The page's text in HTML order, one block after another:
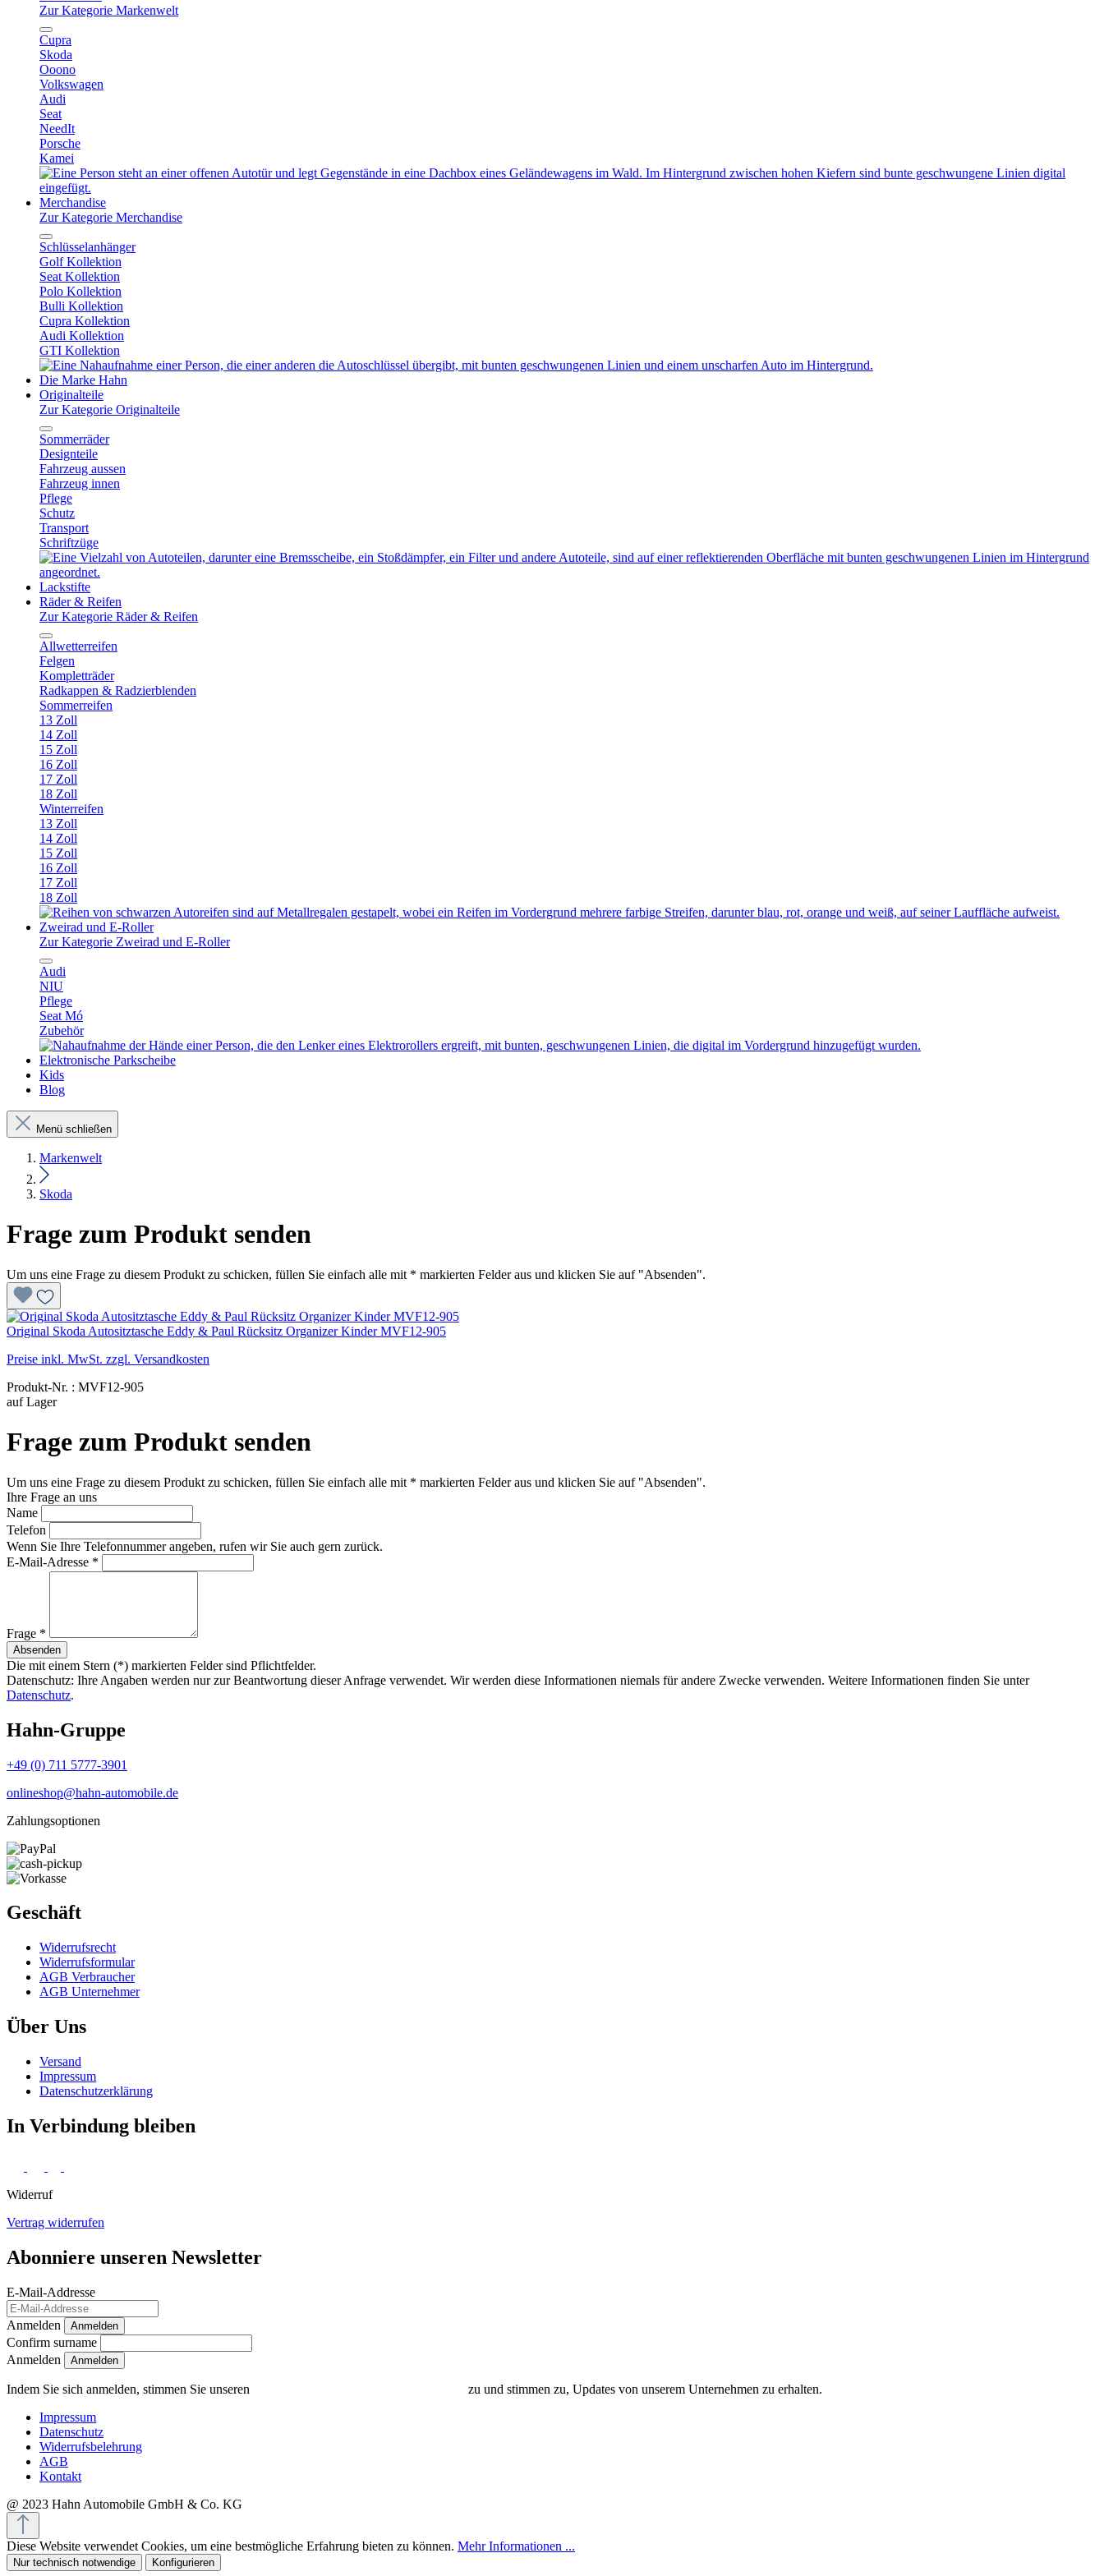
Zur Kategorie Markenwelt
Cupra
Skoda
Ooono
Volkswagen
Audi
Seat
NeedIt
Porsche
Kamei
Merchandise
Zur Kategorie Merchandise
Schlüsselanhänger
Golf Kollektion
Seat Kollektion
Polo Kollektion
Bulli Kollektion
Cupra Kollektion
Audi Kollektion
GTI Kollektion
Die Marke Hahn
Originalteile
Zur Kategorie Originalteile
Sommerräder
Designteile
Fahrzeug aussen
Fahrzeug innen
Pflege
Schutz
Transport
Schriftzüge
Lackstifte
Räder & Reifen
Zur Kategorie Räder & Reifen
Allwetterreifen
Felgen
Kompletträder
Radkappen & Radzierblenden
Sommerreifen
13 Zoll
14 Zoll
15 Zoll
16 Zoll
17 Zoll
18 Zoll
Winterreifen
13 Zoll
14 Zoll
15 Zoll
16 Zoll
17 Zoll
18 Zoll
Zweirad und E-Roller
Zur Kategorie Zweirad und E-Roller
Audi
NIU
Pflege
Seat Mó
Zubehör
Elektronische Parkscheibe
Kids
Blog
Menü schließen
Markenwelt
Skoda
Frage zum Produkt senden
Um uns eine Frage zu diesem Produkt zu schicken, füllen Sie einfach alle mit * markierten Felder aus und klicken Sie auf "Absenden".
Original Skoda Autositztasche Eddy & Paul Rücksitz Organizer Kinder MVF12-905
Preise inkl. MwSt. zzgl. Versandkosten
Produkt-Nr. : MVF12-905
auf Lager
Frage zum Produkt senden
Um uns eine Frage zu diesem Produkt zu schicken, füllen Sie einfach alle mit * markierten Felder aus und klicken Sie auf "Absenden".
Ihre Frage an uns
Name
Telefon
Wenn Sie Ihre Telefonnummer angeben, rufen wir Sie auch gern zurück.
E-Mail-Adresse *
Frage *
Absenden
Die mit einem Stern (*) markierten Felder sind Pflichtfelder.
Datenschutz: Ihre Angaben werden nur zur Beantwortung dieser Anfrage verwendet. Wir werden diese Informationen niemals für andere Zwecke verwenden. Weitere Informationen finden Sie unter
Datenschutz.
Hahn-Gruppe
+49 (0) 711 5777-3901
onlineshop@hahn-automobile.de
Zahlungsoptionen
Geschäft
Widerrufs­recht
Widerrufs­formular
AGB Verbraucher
AGB Unternehmer
Über Uns
Versand
Impressum
Daten­schutz­erklärung
In Verbindung bleiben
Widerruf
Vertrag widerrufen
Abonniere unseren Newsletter
E-Mail-Addresse
Anmelden Anmelden
Confirm surname
Anmelden
Indem Sie sich anmelden, stimmen Sie unseren
zu und stimmen zu, Updates von unserem Unternehmen zu erhalten.
Impressum
Datenschutz
Widerrufsbelehrung
AGB
Kontakt
@ 2023 Hahn Automobile GmbH & Co. KG
Diese Website verwendet Cookies, um eine bestmögliche Erfahrung bieten zu können. Mehr Informationen ...
Nur technisch notwendige Konfigurieren